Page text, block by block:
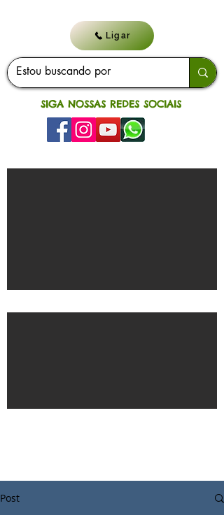
Ligar
SIGA NOSSAS REDES SOCIAIS
Post